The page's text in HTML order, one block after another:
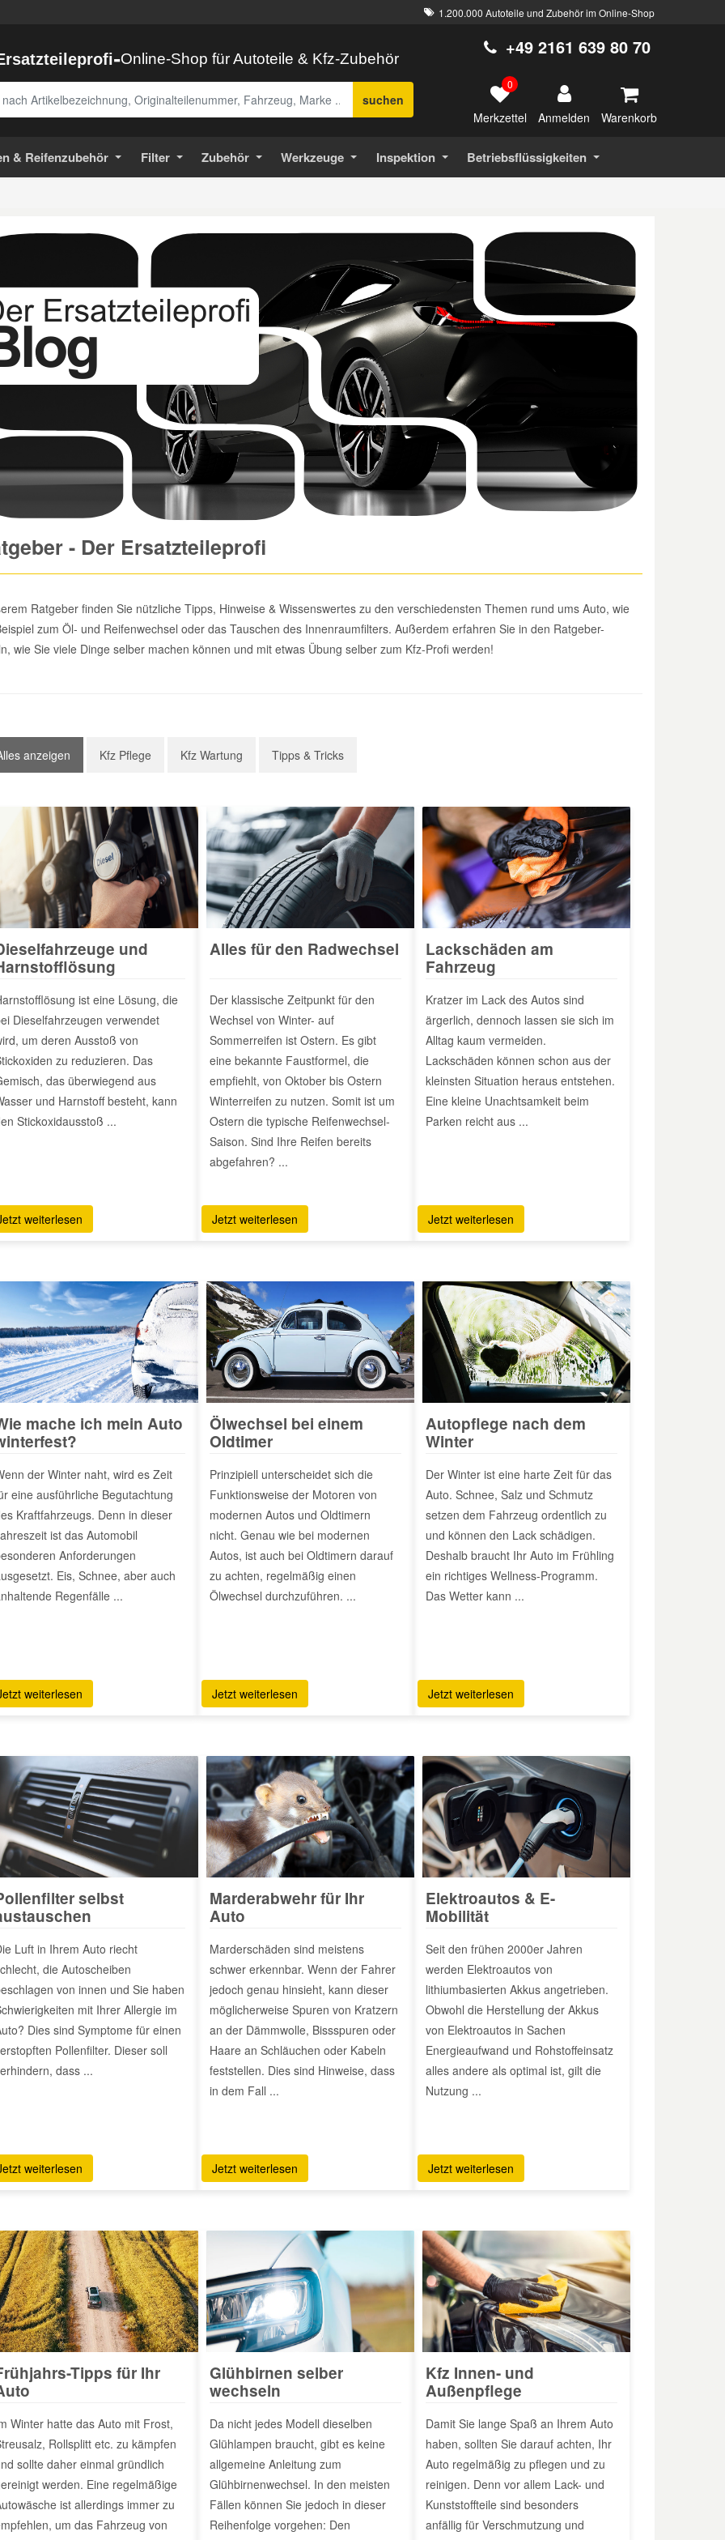
1.200.000 Autoteile und Zubehör im Online-Shop
-Online-Shop für Autoteile & Kfz-Zubehör
suchen
+49 2161 639 80 70
0
Merkzettel Anmelden Warenkorb
& Reifenzubehör Filter Zubehör Werkzeuge Inspektion Betriebsflüssigkeiten
- Der Ersatzteileprofi
Ratgeber finden Sie nützliche Tipps, Hinweise & Wissenswertes zu den verschiedensten Themen rund ums Auto, wie
zum Öl- und Reifenwechsel oder das Tauschen des Innenraumfilters. Außerdem erfahren Sie in den Ratgeber-
wie Sie viele Dinge selber machen können und mit etwas Übung selber zum Kfz-Profi werden!
anzeigen Kfz Pflege Kfz Wartung Tipps & Tricks
und
ist eine Lösung, die
Dieselfahrzeugen verwendet
um deren Ausstoß von
zu reduzieren. Das
das überwiegend aus
und Harnstoff besteht, kann
Stickoxidausstoß ...
weiterlesen
Alles für den Radwechsel
Der klassische Zeitpunkt für den
Wechsel von Winter- auf
Sommerreifen ist Ostern. Es gibt
eine bekannte Faustformel, die
empfiehlt, von Oktober bis Ostern
Winterreifen zu nutzen. Somit ist um
Ostern die typische Reifenwechsel-
Saison. Sind Ihre Reifen bereits
abgefahren? ...
Jetzt weiterlesen
Lackschäden am
Fahrzeug
Kratzer im Lack des Autos sind
ärgerlich, dennoch lassen sie sich im
Alltag kaum vermeiden.
Lackschäden können schon aus der
kleinsten Situation heraus entstehen.
Eine kleine Unachtsamkeit beim
Parken reicht aus ...
Jetzt weiterlesen
mache ich mein Auto
der Winter naht, wird es Zeit
eine ausführliche Begutachtung
Kraftfahrzeugs. Denn in dieser
ist das Automobil
Anforderungen
Eis, Schnee, aber auch
Regenfälle ...
weiterlesen
Ölwechsel bei einem
Oldtimer
Prinzipiell unterscheidet sich die
Funktionsweise der Motoren von
modernen Autos und Oldtimern
nicht. Genau wie bei modernen
Autos, ist auch bei Oldtimern darauf
zu achten, regelmäßig einen
Ölwechsel durchzuführen. ...
Jetzt weiterlesen
Autopflege nach dem
Winter
Der Winter ist eine harte Zeit für das
Auto. Schnee, Salz und Schmutz
setzen dem Fahrzeug ordentlich zu
und können den Lack schädigen.
Deshalb braucht Ihr Auto im Frühling
ein richtiges Wellness-Programm.
Das Wetter kann ...
Jetzt weiterlesen
selbst
Luft in Ihrem Auto riecht
die Autoscheiben
von innen und Sie haben
mit Ihrer Allergie im
Dies sind Symptome für einen
Pollenfilter. Dieser soll
dass ...
weiterlesen
Marderabwehr für Ihr
Auto
Marderschäden sind meistens
schwer erkennbar. Wenn der Fahrer
jedoch genau hinsieht, kann dieser
möglicherweise Spuren von Kratzern
an der Dämmwolle, Bissspuren oder
Haare an Schläuchen oder Kabeln
feststellen. Dies sind Hinweise, dass
in dem Fall ...
Jetzt weiterlesen
Elektroautos & E-
Mobilität
Seit den frühen 2000er Jahren
werden Elektroautos von
lithiumbasierten Akkus angetrieben.
Obwohl die Herstellung der Akkus
von Elektroautos in Sachen
Energieaufwand und Rohstoffeinsatz
alles andere als optimal ist, gilt die
Nutzung ...
Jetzt weiterlesen
Tipps für Ihr
Winter hatte das Auto mit Frost,
Rollsplitt etc. zu kämpfen
sollte daher einmal gründlich
werden. Eine regelmäßige
ist allerdings immer zu
um das Fahrzeug von
Glühbirnen selber
wechseln
Da nicht jedes Modell dieselben
Glühlampen braucht, gibt es keine
allgemeine Anleitung zum
Glühbirnenwechsel. In den meisten
Fällen können Sie jedoch in dieser
Reihenfolge vorgehen: Den
Kfz Innen- und
Außenpflege
Damit Sie lange Spaß an Ihrem Auto
haben, sollten Sie darauf achten, Ihr
Auto regelmäßig zu pflegen und zu
reinigen. Denn vor allem Lack- und
Kunststoffteile sind besonders
anfällig für Verschmutzung und